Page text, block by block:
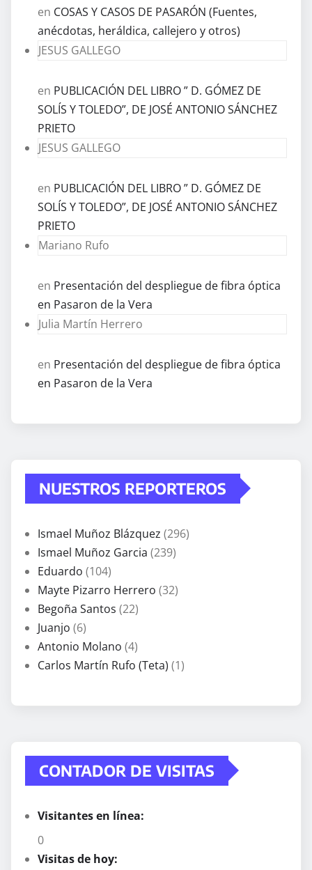
en COSAS Y CASOS DE PASARÓN (Fuentes,
anécdotas, heráldica, callejero y otros)
JESUS GALLEGO
en PUBLICACIÓN DEL LIBRO ” D. GÓMEZ DE
SOLÍS Y TOLEDO”, DE JOSÉ ANTONIO SÁNCHEZ
PRIETO
JESUS GALLEGO
en PUBLICACIÓN DEL LIBRO ” D. GÓMEZ DE
SOLÍS Y TOLEDO”, DE JOSÉ ANTONIO SÁNCHEZ
PRIETO
Mariano Rufo
en Presentación del despliegue de fibra óptica
en Pasaron de la Vera
Julia Martín Herrero
en Presentación del despliegue de fibra óptica
en Pasaron de la Vera
NUESTROS REPORTEROS
Ismael Muñoz Blázquez (296)
Ismael Muñoz Garcia (239)
Eduardo (104)
Mayte Pizarro Herrero (32)
Begoña Santos (22)
Juanjo (6)
Antonio Molano (4)
Carlos Martín Rufo (Teta) (1)
CONTADOR DE VISITAS
Visitantes en línea:
0
Visitas de hoy: